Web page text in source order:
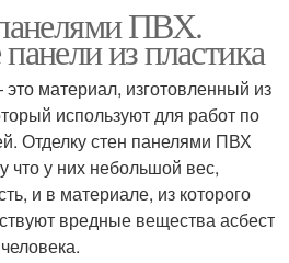
Стеновые панели
Панели в виде
ПВХ.
из пластика
материал, изготовленный из
используют для работ по
Отделку стен панелями ПВХ
что у них небольшой вес,
и в материале, из которого
вредные вещества асбест